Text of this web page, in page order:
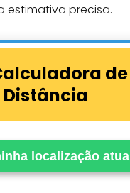
estimativa precisa.
de
Distância
localização atual